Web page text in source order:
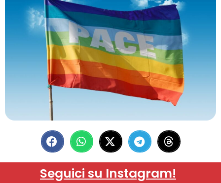
Seguici su Instagram!